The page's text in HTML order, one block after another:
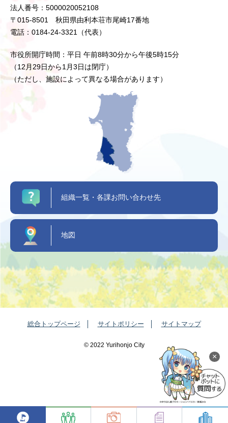
×
法人番号：5000020052108
〒015-8501 秋田県由利本荘市尾崎17番地
電話：0184-24-3321（代表）
市役所開庁時間：平日 午前8時30分から午後5時15分
（12月29日から1月3日は閉庁）
（ただし、施設によって異なる場合があります）
組織一覧・各課お問い合わせ先
地図
総合トップページ サイトポリシー サイトマップ
©️ 2022 Yurihonjo City